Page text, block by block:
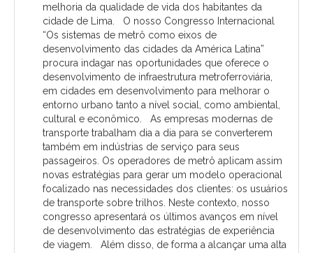
melhoria da qualidade de vida dos habitantes da
cidade de Lima. O nosso Congresso Internacional
“Os sistemas de metrô como eixos de
desenvolvimento das cidades da América Latina”
procura indagar nas oportunidades que oferece o
desenvolvimento de infraestrutura metroferroviária,
em cidades em desenvolvimento para melhorar o
entorno urbano tanto a nível social, como ambiental,
cultural e econômico. As empresas modernas de
transporte trabalham dia a dia para se converterem
também em indústrias de serviço para seus
passageiros. Os operadores de metrô aplicam assim
novas estratégias para gerar um modelo operacional
focalizado nas necessidades dos clientes: os usuários
de transporte sobre trilhos. Neste contexto, nosso
congresso apresentará os últimos avanços em nível
de desenvolvimento das estratégias de experiência
de viagem. Além disso, de forma a alcançar uma alta